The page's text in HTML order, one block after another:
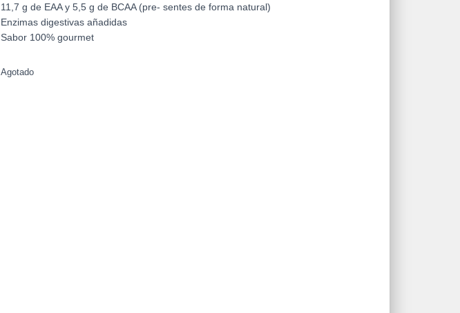
11,7 g de EAA y 5,5 g de BCAA (pre- sentes de forma natural)
Enzimas digestivas añadidas
Sabor 100% gourmet
Agotado